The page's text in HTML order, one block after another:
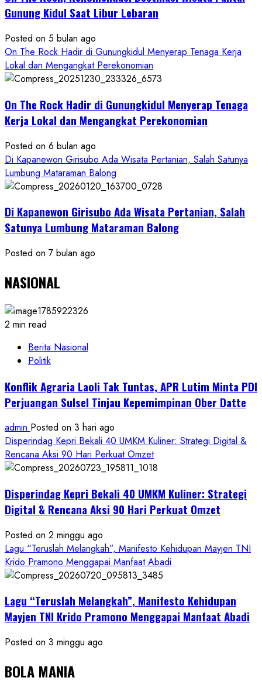
Kekinian
Gunung Kidul Saat Libur Lebaran
Posted on 5 bulan ago
On The Rock Hadir di Gunungkidul Menyerap Tenaga Kerja
Lokal dan Mengangkat Perekonomian
On The Rock Hadir di Gunungkidul Menyerap Tenaga
Kerja Lokal dan Mengangkat Perekonomian
Posted on 6 bulan ago
Di Kapanewon Girisubo Ada Wisata Pertanian, Salah Satunya
Lumbung Mataraman Balong
Di Kapanewon Girisubo Ada Wisata Pertanian, Salah
Satunya Lumbung Mataraman Balong
Posted on 7 bulan ago
NASIONAL
2 min read
Berita Nasional
Politik
Konflik Agraria Laoli Tak Tuntas, APR Lutim Minta PDI
Perjuangan Sulsel Tinjau Kepemimpinan Ober Datte
admin Posted on 3 hari ago
Disperindag Kepri Bekali 40 UMKM Kuliner: Strategi Digital &
Rencana Aksi 90 Hari Perkuat Omzet
Disperindag Kepri Bekali 40 UMKM Kuliner: Strategi
Digital & Rencana Aksi 90 Hari Perkuat Omzet
Posted on 2 minggu ago
Lagu “Teruslah Melangkah”, Manifesto Kehidupan Mayjen TNI
Krido Pramono Menggapai Manfaat Abadi
Lagu “Teruslah Melangkah”, Manifesto Kehidupan
Mayjen TNI Krido Pramono Menggapai Manfaat Abadi
Posted on 3 minggu ago
BOLA MANIA